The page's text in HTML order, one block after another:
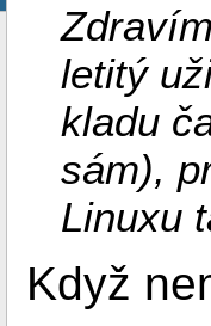
letitý
kladu
sám),
Linuxu
Když